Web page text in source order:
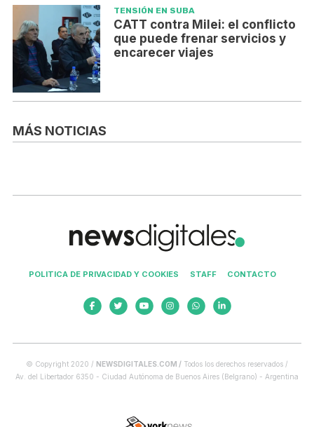
TENSIÓN EN SUBA
CATT contra Milei: el conflicto
que puede frenar servicios y
encarecer viajes
MÁS NOTICIAS
POLITICA DE PRIVACIDAD Y COOKIES STAFF CONTACTO
© Copyright 2020 / NEWSDIGITALES.COM / Todos los derechos reservados /
Av. del Libertador 6350 - Ciudad Autónoma de Buenos Aires (Belgrano) - Argentina